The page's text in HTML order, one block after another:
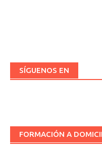
SÍGUENOS EN
FORMACIÓN A